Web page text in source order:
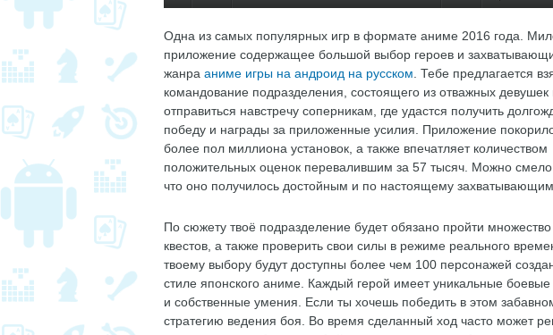
Одна из самых популярных игр в формате аниме 2016 года.
приложение содержащее большой выбор героев и
жанра аниме игры на андроид на русском . Тебе предлагается
командование подразделения, состоящего из отважных девушек
отправиться навстречу соперникам, где удастся получить
победу и награды за приложенные усилия. Приложение
более пол миллиона установок, а также впечатляет количеством
положительных оценок перевалившим за 57 тысяч. Можно смело
что оно получилось достойным и по настоящему захватывающим.
По сюжету твоё подразделение будет обязано пройти
квестов, а также проверить свои силы в режиме реального
твоему выбору будут доступны более чем 100 персонажей
стиле японского аниме. Каждый герой имеет уникальные боевые
и собственные умения. Если ты хочешь победить в этом
стратегию ведения боя. Во время сделанный ход часто может